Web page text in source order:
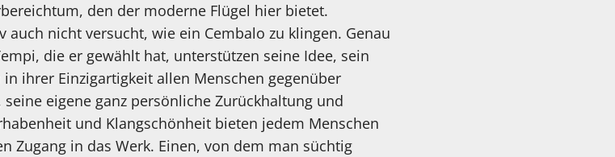
den der moderne Flügel hier bietet.
auch nicht versucht, wie ein Cembalo zu klingen. Genau
die er gewählt hat, unterstützen seine Idee, sein
ihrer Einzigartigkeit allen Menschen gegenüber
eigene ganz persönliche Zurückhaltung und
und Klangschönheit bieten jedem Menschen
Zugang in das Werk. Einen, von dem man süchtig